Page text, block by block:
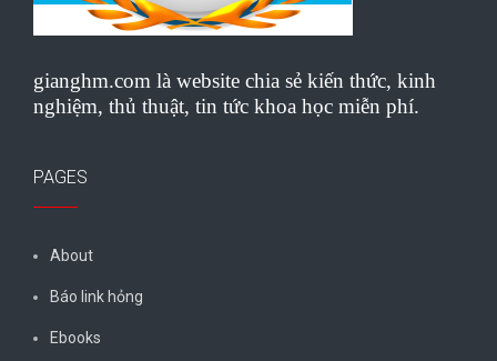
gianghm.com là website chia sẻ kiến thức, kinh
nghiệm, thủ thuật, tin tức khoa học miễn phí.
PAGES
About
Báo link hỏng
Ebooks